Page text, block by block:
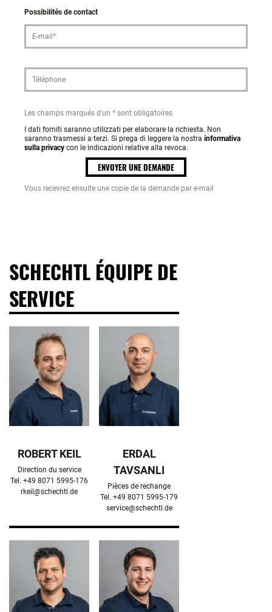
Possibilités de contact
Les champs marqués d'un * sont obligatoires
I dati forniti saranno utilizzati per elaborare la richiesta. Non
saranno trasmessi a terzi. Si prega di leggere la nostra informativa
sulla privacy con le indicazioni relative alla revoca.
ENVOYER UNE DEMANDE
Vous recevrez ensuite une copie de la demande par e-mail
SCHECHTL ÉQUIPE DE
SERVICE
ROBERT KEIL
Direction du service
rkeil@schechtl.de
ERDAL
TAVSANLI
Pièces de rechange
service@schechtl.de